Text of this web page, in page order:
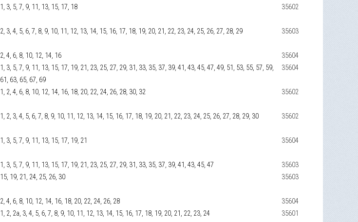
1, 3, 5, 7, 9, 11, 13, 15, 17, 18 35602
2, 3, 4, 5, 6, 7, 8, 9, 10, 11, 12, 13, 14, 15, 16, 17, 18, 19, 20, 21, 22, 23, 24, 25, 26, 27, 28, 29 35603
2, 4, 6, 8, 10, 12, 14, 16
35604
1, 3, 5, 7, 9, 11, 13, 15, 17, 19, 21, 23, 25, 27, 29, 31, 33, 35, 37, 39, 41, 43, 45, 47, 49, 51, 53, 55, 57, 59,
61, 63, 65, 67, 69
35604
1, 2, 4, 6, 8, 10, 12, 14, 16, 18, 20, 22, 24, 26, 28, 30, 32 35602
1, 2, 3, 4, 5, 6, 7, 8, 9, 10, 11, 12, 13, 14, 15, 16, 17, 18, 19, 20, 21, 22, 23, 24, 25, 26, 27, 28, 29, 30 35602
1, 3, 5, 7, 9, 11, 13, 15, 17, 19, 21 35604
1, 3, 5, 7, 9, 11, 13, 15, 17, 19, 21, 23, 25, 27, 29, 31, 33, 35, 37, 39, 41, 43, 45, 47
35603
15, 19, 21, 24, 25, 26, 30 35603
2, 4, 6, 8, 10, 12, 14, 16, 18, 20, 22, 24, 26, 28
35604
1, 2, 2а, 3, 4, 5, 6, 7, 8, 9, 10, 11, 12, 13, 14, 15, 16, 17, 18, 19, 20, 21, 22, 23, 24 35601